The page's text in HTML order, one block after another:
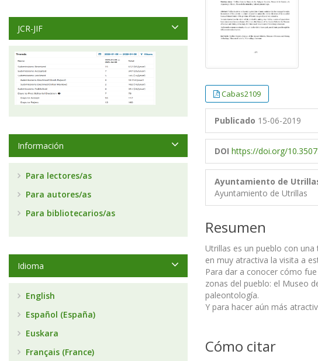
Cabas2109
Publicado 15-06-2019
DOI https://doi.org/
Ayuntamiento de
Ayuntamiento de Utrillas
Resumen
Utrillas es un pueblo con
en muy atractiva la visita a
Para dar a conocer cómo
zonas del pueblo: el Museo
paleontología.
Y para hacer aún más
Cómo citar
JCR-JIF
Información
Para lectores/as
Para autores/as
Para bibliotecarios/as
Idioma
English
Español (España)
Euskara
Français (France)